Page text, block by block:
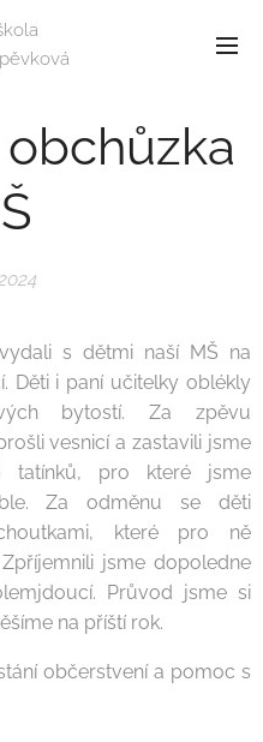
obchůzka
s dětmi naší MŠ na
Děti i paní učitelky oblékly
bytostí. Za zpěvu
vesnicí a zastavili jsme
tatínků, pro které jsme
Za odměnu se děti
které pro ně
jsme dopoledne
Průvod jsme si
na příští rok.
občerstvení a pomoc s